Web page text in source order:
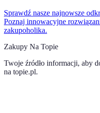
Sprawdź nasze najnowsze
Poznaj innowacyjne
zakupoholika.
Zakupy Na Topie
Twoje źródło informacji, aby
na topie.pl.